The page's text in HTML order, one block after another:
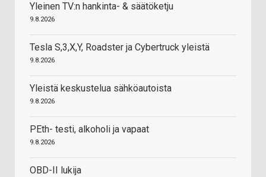
Yleinen TV:n hankinta- & säätöketju
9.8.2026
Tesla S,3,X,Y, Roadster ja Cybertruck yleistä
9.8.2026
Yleistä keskustelua sähköautoista
9.8.2026
PEth- testi, alkoholi ja vapaat
9.8.2026
OBD-II lukija